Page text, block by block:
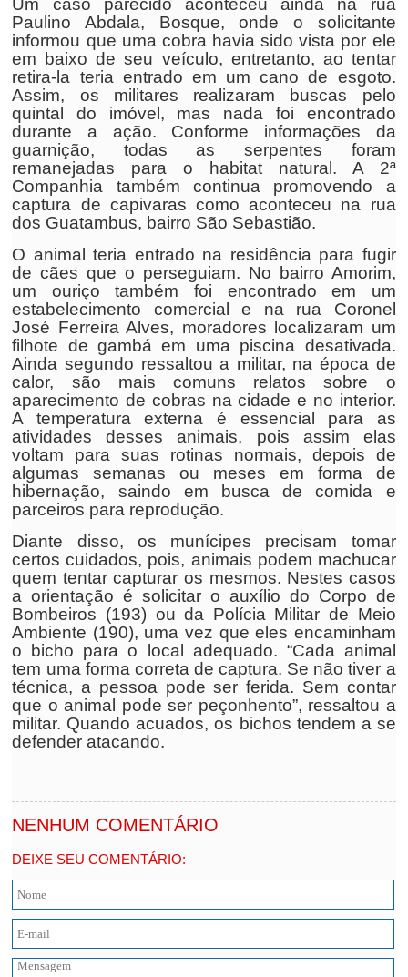
Um caso parecido aconteceu ainda na rua
Paulino Abdala, Bosque, onde o solicitante
informou que uma cobra havia sido vista por ele
em baixo de seu veículo, entretanto, ao tentar
retira-la teria entrado em um cano de esgoto.
Assim, os militares realizaram buscas pelo
quintal do imóvel, mas nada foi encontrado
durante a ação. Conforme informações da
guarnição, todas as serpentes foram
remanejadas para o habitat natural. A 2ª
Companhia também continua promovendo a
captura de capivaras como aconteceu na rua
dos Guatambus, bairro São Sebastião.
O animal teria entrado na residência para fugir
de cães que o perseguiam. No bairro Amorim,
um ouriço também foi encontrado em um
estabelecimento comercial e na rua Coronel
José Ferreira Alves, moradores localizaram um
filhote de gambá em uma piscina desativada.
Ainda segundo ressaltou a militar, na época de
calor, são mais comuns relatos sobre o
aparecimento de cobras na cidade e no interior.
A temperatura externa é essencial para as
atividades desses animais, pois assim elas
voltam para suas rotinas normais, depois de
algumas semanas ou meses em forma de
hibernação, saindo em busca de comida e
parceiros para reprodução.
Diante disso, os munícipes precisam tomar
certos cuidados, pois, animais podem machucar
quem tentar capturar os mesmos. Nestes casos
a orientação é solicitar o auxílio do Corpo de
Bombeiros (193) ou da Polícia Militar de Meio
Ambiente (190), uma vez que eles encaminham
o bicho para o local adequado. “Cada animal
tem uma forma correta de captura. Se não tiver a
técnica, a pessoa pode ser ferida. Sem contar
que o animal pode ser peçonhento”, ressaltou a
militar. Quando acuados, os bichos tendem a se
defender atacando.
NENHUM COMENTÁRIO
DEIXE SEU COMENTÁRIO: